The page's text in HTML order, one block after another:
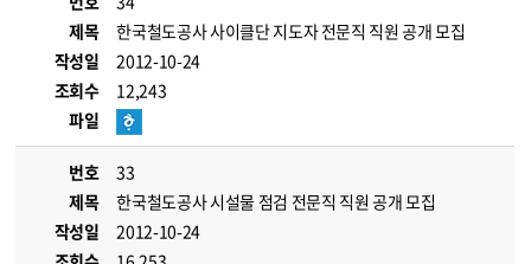
제목
한국철도공사 사이클단 지도자 전문직 직원 공개 모집
작성일
2012-10-24
조회수
12,243
파일
번호
33
제목
한국철도공사 시설물 점검 전문직 직원 공개 모집
작성일
2012-10-24